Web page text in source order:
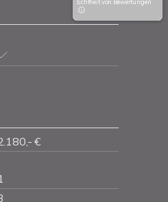
€
Echtheit von Bewertungen